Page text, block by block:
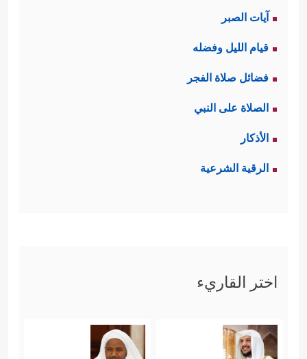
آيات الصبر
قيام الليل وفضله
فضائل صلاة الفجر
الصلاة على النبي
الأذكار
الرقية الشرعية
اختر القاريء